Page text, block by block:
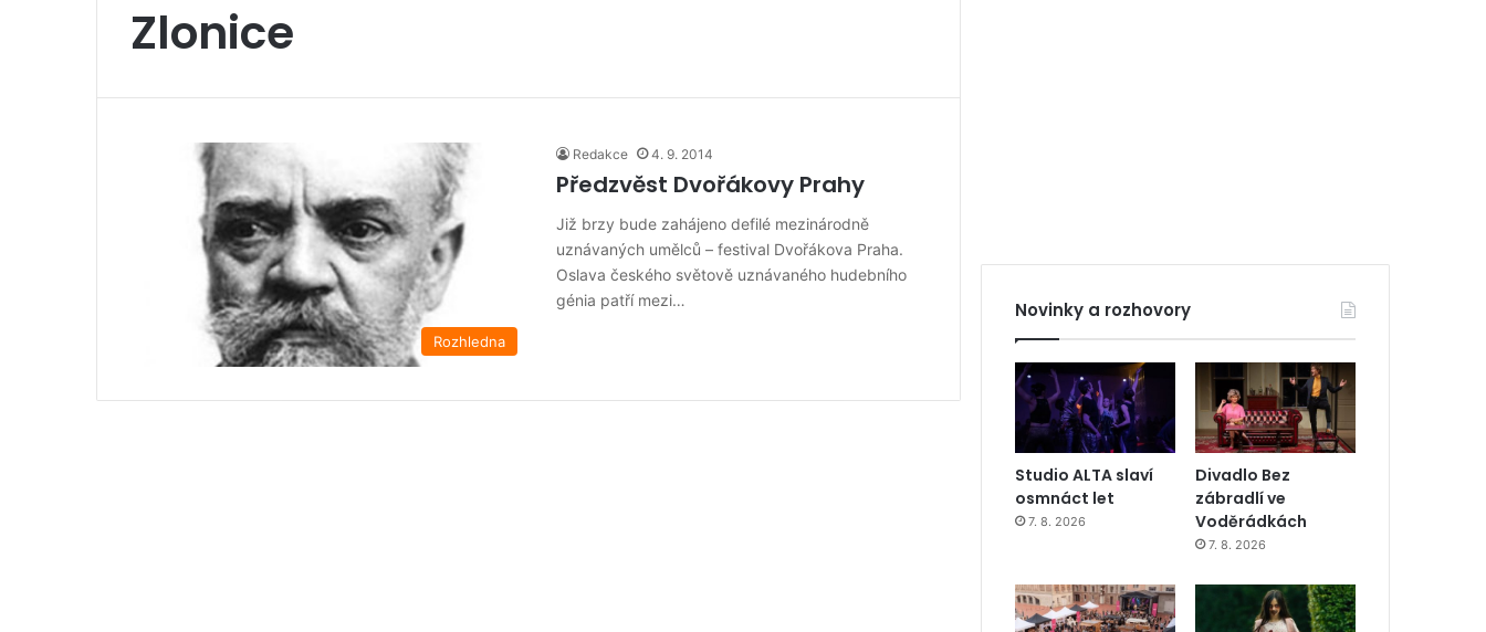
Zlonice
Rozhledna
Redakce 4. 9. 2014
Předzvěst Dvořákovy Prahy
Již brzy bude zahájeno defilé mezinárodně
uznávaných umělců – festival Dvořákova Praha.
Oslava českého světově uznávaného hudebního
génia patří mezi…
Novinky a rozhovory
Studio ALTA slaví
osmnáct let
7. 8. 2026
Divadlo Bez
zábradlí ve
Voděrádkách
7. 8. 2026